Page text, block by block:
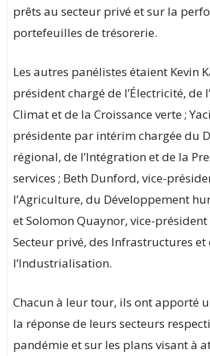
prêts au secteur privé et sur la
portefeuilles de trésorerie.
Les autres panélistes étaient Kevin
président chargé de l’Électricité, de
Climat et de la Croissance verte ;
présidente par intérim chargée du
régional, de l’Intégration et de la
services ; Beth Dunford, vice-
l’Agriculture, du Développement
et Solomon Quaynor, vice-
Secteur privé, des Infrastructures et
l’Industrialisation.
Chacun à leur tour, ils ont apporté
la réponse de leurs secteurs
pandémie et sur les plans visant à